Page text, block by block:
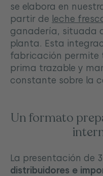
se elabora en
partir de leche
ganadería, situada
planta. Esta
fabricación permite
prima trazable y
constante sobre la
Un formato
La presentación de
distribuidores e